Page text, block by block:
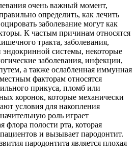
очень важный момент,
определить, как лечить
заболевание могут как
К частым причинам относятся
тракта, заболевания,
эндокринной системы, некоторые
заболевания, инфекции,
а также ослабленная иммунная
факторам относятся
прикуса, пломб или
коронок, которые механически
условия для накопления
роль играет
флора полости рта, которая
и вызывает пародонтит.
пародонтита является плохая